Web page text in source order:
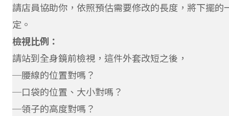
請店員協助你，依照預估需要修改的長度，將下擺
定。
檢視比例：
請站到全身鏡前檢視，這件外套改短之後，
─腰線的位置對嗎？
─口袋的位置、大小對嗎？
─領子的高度對嗎？